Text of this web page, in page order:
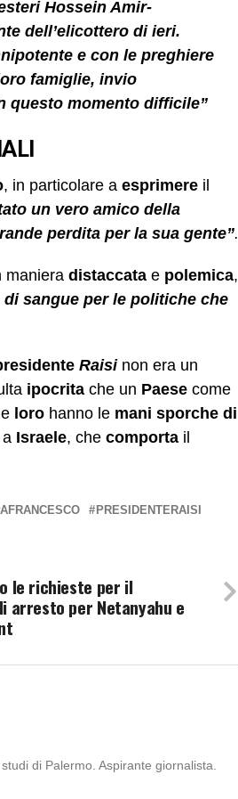
Hossein Amir-
dell’elicottero di ieri.
e con le preghiere
famiglie, invio
questo momento difficile”
, in particolare a esprimere il
un vero amico della
perdita per la sua gente”.
maniera distaccata e polemica,
sangue per le politiche che
Raisinon era un
ipocrita che un Paese come
loro hanno le mani sporche di
a Israele, che comporta il
PRESIDENTERAISI
le richieste per il
arresto per Netanyahu e
di Palermo. Aspirante giornalista.